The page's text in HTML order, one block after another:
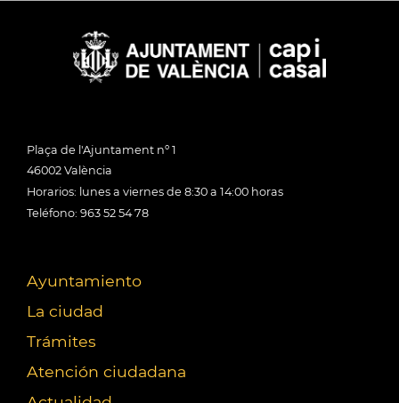
Plaça de l'Ajuntament nº 1
46002 València
Horarios: lunes a viernes de 8:30 a 14:00 horas
Teléfono: 963 52 54 78
Ayuntamiento
La ciudad
Trámites
Atención ciudadana